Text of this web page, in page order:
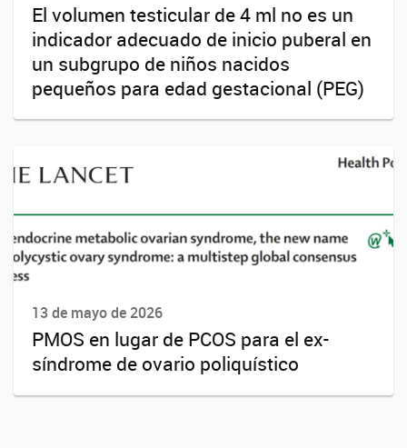
El volumen testicular de 4 ml no es un
indicador adecuado de inicio puberal en
un subgrupo de niños nacidos
pequeños para edad gestacional (PEG)
13 de mayo de 2026
PMOS en lugar de PCOS para el ex-
síndrome de ovario poliquístico